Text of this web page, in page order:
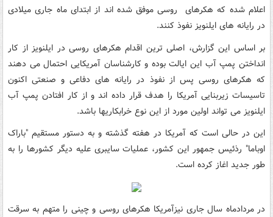
اعلام شده که هکرهای روسی موفق شده اند از ابتدای ماه جاری میلادی
در رایانه های ایلنویز نفوذ کنند.
بر اساس این گزارش، اصلی ترین اقدام هکرهای روسی در ایلنویز از کار
انداختن پمپ آب این ایالت بوده و کارشناسان آمریکایی احتمال می دهند
که هکرهای روسی پس از نفوذ در رایانه های دفاعی و صنعتی اکنون
تاسیسات زیربنایی آمریکا را هدف قرار داده اند و از کار افتادن پمپ آب
ایلنویز می تواند اولین مورد از این نوع خرابکاریها باشد.
این در حالی است که آمریکا در هفته گذشته و به دستور مستقیم "باراک
اوباما" رذئیس جمهور این کشور، عملیات سایبری علیه دیگر کشورها را به
طور جدید اغاز کرده است.
در مردادماه سال جاری نیزآمریکا هکرهای روسی و چینی را متهم به سرقت